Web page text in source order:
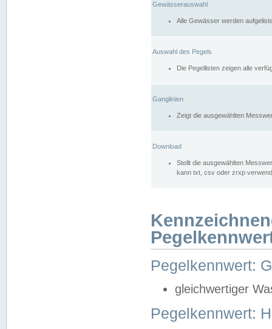
Gewässerauswahl
Alle Gewässer werden
Auswahl des Pegels
Die Pegellisten zeigen alle
Ganglinien
Zeigt die ausgewählten
Download
Stellt die ausgewählten
kann txt, csv oder zrxp
Pegelkennwert:
gleichwertiger
Pegelkennwert: